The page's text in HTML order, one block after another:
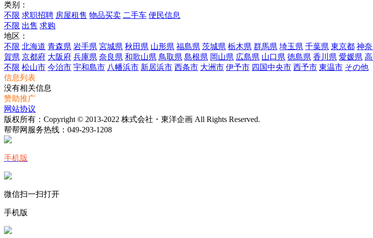
类别：
不限 求职招聘 房屋租售 物品买卖 二手车 便民信息
不限 出售 求购
地区：
不限 北海道 青森県 岩手県 宮城県 秋田県 山形県 福島県 茨城県 栃木県 群馬県 埼玉県 千葉県 東京都 神
賀県 京都府 大阪府 兵庫県 奈良県 和歌山県 鳥取県 島根県 岡山県 広島県 山口県 徳島県 香川県 愛媛県
不限 松山市 今治市 宇和島市 八幡浜市 新居浜市 西条市 大洲市 伊予市 四国中央市 西予市 東温市 その他
信息列表
没有相关信息
赞助推广
网站协议
版权所有：Copyright © 2013-2022 株式会社・東洋企画 All Rights Reserved.
帮帮网服务热线： 049-293-1208
手机版
微信扫一扫打开
手机版